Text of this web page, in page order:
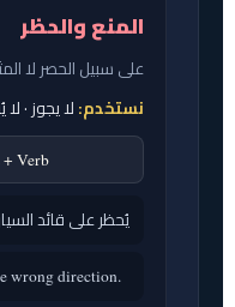
المنع والحظر
على سبيل الحصر لا
نستخدم:لا يجوز ·
+ Verb
يُحظر على قائد
wrong direction.